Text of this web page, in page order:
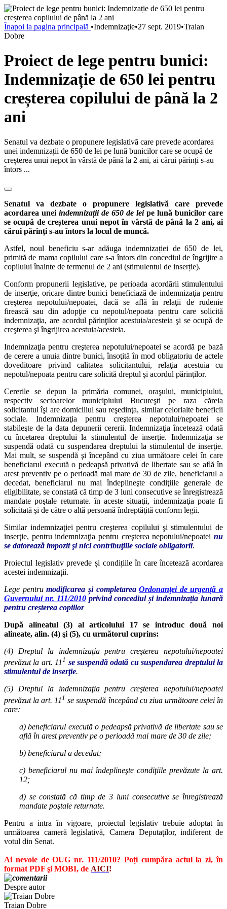
Înapoi la pagina principală •Indemnizaţie•27 sept. 2019•Traian
Dobre
Proiect de lege pentru bunici:
Indemnizație de 650 lei pentru
creșterea copilului de până la 2
ani
Senatul va dezbate o propunere legislativă care prevede acordarea
unei indemnizații de 650 de lei pe lună bunicilor care se ocupă de
creșterea unui nepot în vârstă de până la 2 ani, ai cărui părinți s-au
întors ...
Senatul va dezbate o propunere legislativă care prevede
acordarea unei indemnizații de 650 de leipe lună bunicilor care
se ocupă de creșterea unui nepot în vârstă de până la 2 ani, ai
cărui părinți s-au întors la locul de muncă.
Astfel, noul beneficiu s-ar adăuga indemnizației de 650 de lei,
primită de mama copilului care s-a întors din concediul de îngrijire a
copilului înainte de termenul de 2 ani (stimulentul de inserție).
Conform propunerii legislative, pe perioada acordării stimulentului
de inserţie, oricare dintre bunici beneficiază de indemnizaţia pentru
creşterea nepotului/nepoatei, dacă se află în relaţii de rudenie
firească sau din adopţie cu nepotul/nepoata pentru care solicită
indemnizaţia, are acordul părinţilor acestuia/acesteia şi se ocupă de
creşterea şi îngrijirea acestuia/acesteia.
Indemnizaţia pentru creşterea nepotului/nepoatei se acordă pe bază
de cerere a unuia dintre bunici, însoţită în mod obligatoriu de actele
doveditoare privind calitatea solicitantului, relaţia acestuia cu
nepotul/nepoata pentru care solicită dreptul şi acordul părinţilor.
Cererile se depun la primăria comunei, oraşului, municipiului,
respectiv sectoarelor municipiului Bucureşti pe raza căreia
solicitantul îşi are domiciliul sau reşedinţa, similar celorlalte beneficii
sociale. Indemnizaţia pentru creşterea nepotului/nepoatei se
stabileşte de la data depunerii cererii. Indemnizaţia încetează odată
cu încetarea dreptului la stimulentul de inserţie. Indemnizaţia se
suspendă odată cu suspendarea dreptului la stimulentul de inserţie.
Mai mult, se suspendă şi începând cu ziua următoare celei în care
beneficiarul execută o pedeapsă privativă de libertate sau se află în
arest preventiv pe o perioadă mai mare de 30 de zile, beneficiarul a
decedat, beneficiarul nu mai îndeplineşte condiţiile generale de
eligibilitate, se constată că timp de 3 luni consecutive se înregistrează
mandate poştale returnate. în aceste situaţii, indemnizaţia poate fi
solicitată şi de către o altă persoană îndreptăţită conform legii.
Similar indemnizaţiei pentru creşterea copilului şi stimulentului de
inserţie, pentru indemnizaţia pentru creşterea nepotului/nepoatei nu
se datorează impozit şi nici contribuţiile sociale obligatorii.
Proiectul legislativ prevede și condițiile în care încetează acordarea
acestei indemnizații.
Lege pentrumodificarea și completareaOrdonanței de urgență a
Guvernului nr. 111/2010privind concediul și indemnizația lunară
pentru creșterea copiilor
După alineatul (3) al articolului 17 se introduc două noi
alineate, alin. (4) şi (5), cu următorul cuprins:
(4) Dreptul la indemnizaţia pentru creşterea nepotului/nepoatei
prevăzut la art. 111 se suspendă odată cu suspendarea dreptului la
stimulentul de inserţie.
(5) Dreptul la indemnizaţia pentru creşterea nepotului/nepoatei
prevăzut la art. 111 se suspendă începând cu ziua următoare celei în
care:
a) beneficiarul execută o pedeapsă privativă de libertate sau se
află în arest preventiv pe o perioadă mai mare de 30 de zile;
b) beneficiarul a decedat;
c) beneficiarul nu mai îndeplineşte condiţiile prevăzute la art.
12;
d) se constată că timp de 3 luni consecutive se înregistrează
mandate poştale returnate.
Pentru a intra în vigoare, proiectul legislativ trebuie adoptat în
următoarea cameră legislativă, Camera Deputaților, indiferent de
votul din Senat.
Ai nevoie deOUG nr. 111/2010? Poți cumpăra actul la zi, în
format PDF şi MOBI, de AICI!
Despre autor
Traian Dobre